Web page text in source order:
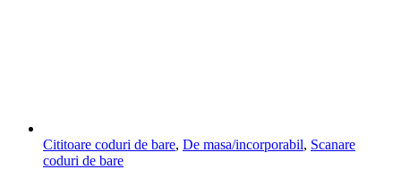
Cititoare coduri de bare, De masa/incorporabil, Scanare
coduri de bare